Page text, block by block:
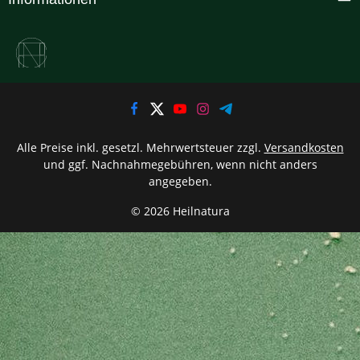
© 2026 Heilnatura
Alle Preise inkl. gesetzl. Mehrwertsteuer zzgl. Versandkosten
und ggf. Nachnahmegebühren, wenn nicht anders
angegeben.